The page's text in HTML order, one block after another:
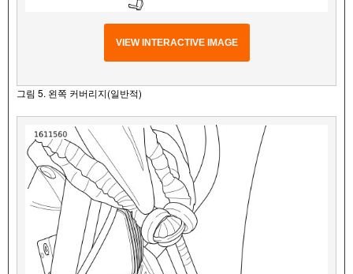
VIEW INTERACTIVE IMAGE
그림 5. 왼쪽 커버리지(일반적)